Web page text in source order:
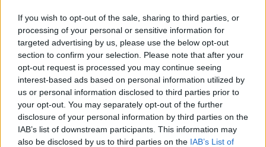
If you wish to opt-out of the sale, sharing to third parties, or
processing of your personal or sensitive information for
targeted advertising by us, please use the below opt-out
section to confirm your selection. Please note that after your
opt-out request is processed you may continue seeing
interest-based ads based on personal information utilized by
us or personal information disclosed to third parties prior to
your opt-out. You may separately opt-out of the further
disclosure of your personal information by third parties on the
IAB’s list of downstream participants. This information may
also be disclosed by us to third parties on the IAB’s List of
A két Komáromot összekötő híd átadását nem kísérte nagy
hírverés, az eseményen csupán meghívóval lehet részt
venni. Az esemény leírása szerint a hídon a forgalom
várhatóan a déli, kora délutáni órákban indulhat meg. Az
eseményről Orbán Viktor miniszterelnök is posztolt a
Facebook-ra: A hídavatón sokan részt vettek a kormányból:
A híd neve Monostori híd...
KEDVES OLVASÓNK!